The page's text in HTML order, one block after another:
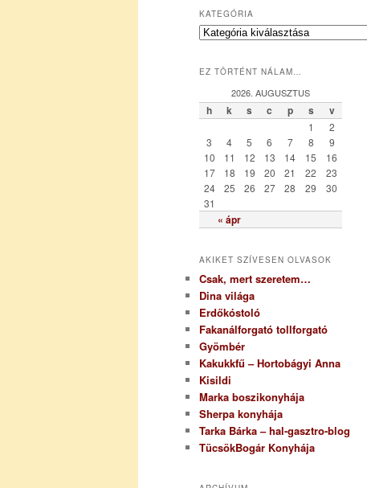
KATEGÓRIA
K
e
r
EZ TÖRTÉNT NÁLAM…
2026. AUGUSZTUS
h k s c p s v
« ápr
1
2
3
4 5 6 7 8
9
10
11 12 13 14 15
16
17
18 19 20 21 22
23
24
25 26 27 28 29
30
31
AKIKET SZÍVESEN OLVASOK
Csak, mert szeretem…
Dina világa
Erdőkóstoló
Fakanálforgató tollforgató
Gyömbér
Kakukkfű – Hortobágyi Anna
Kisildi
Marka boszikonyhája
Sherpa konyhája
Tarka Bárka – hal-gasztro-blog
TücsökBogár Konyhája